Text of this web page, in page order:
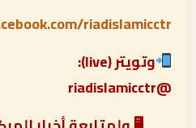
riadislamicctr
وتويتر (live):
@riadislamicctr